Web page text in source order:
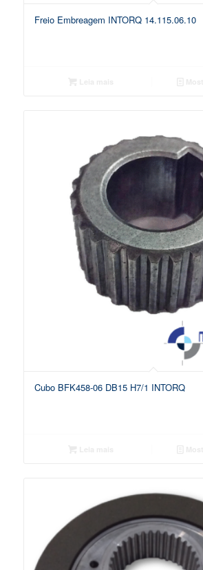
Freio Embreagem INTORQ 14.115.06.10
Cubo BFK458-06 DB15 H7/1 INTORQ